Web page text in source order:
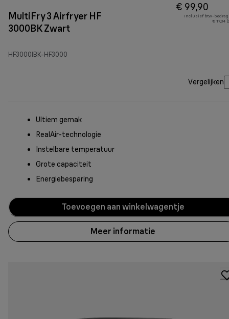
MultiFry 3 Airfryer HF
3000BK Zwart
HF3000IBK-HF3000
€ 99,90
Inclusief btw-bedrag
€ 17,34
Vergelijken
Ultiem gemak
RealAir-technologie
Instelbare temperatuur
Grote capaciteit
Energiebesparing
Toevoegen aan winkelwagentje
Meer informatie